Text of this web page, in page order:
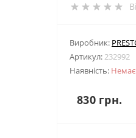
Виробник:
Артикул:232992
Наявність: Немає
830 грн.